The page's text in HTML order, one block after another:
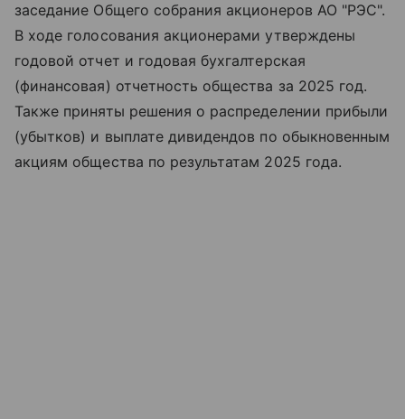
заседание Общего собрания акционеров АО "РЭС".
В ходе голосования акционерами утверждены
годовой отчет и годовая бухгалтерская
(финансовая) отчетность общества за 2025 год.
Также приняты решения о распределении прибыли
(убытков) и выплате дивидендов по обыкновенным
акциям общества по результатам 2025 года.